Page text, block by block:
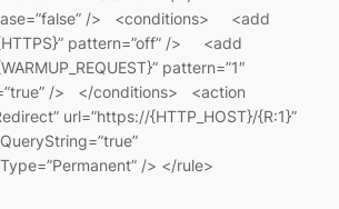
/> <conditions> <add
pattern=”off” /> <add
pattern=”1″
/> </conditions> <action
url=”https://{HTTP_HOST}/{R:1}”
/> </rule>